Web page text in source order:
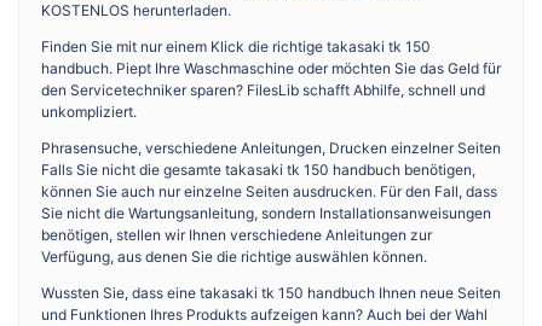
KOSTENLOS herunterladen.
Finden Sie mit nur einem Klick die richtige takasaki tk 150
handbuch. Piept Ihre Waschmaschine oder möchten Sie das Geld für
den Servicetechniker sparen? FilesLib schafft Abhilfe, schnell und
unkompliziert.
Phrasensuche, verschiedene Anleitungen, Drucken einzelner Seiten
Falls Sie nicht die gesamte takasaki tk 150 handbuch benötigen,
können Sie auch nur einzelne Seiten ausdrucken. Für den Fall, dass
Sie nicht die Wartungsanleitung, sondern Installationsanweisungen
benötigen, stellen wir Ihnen verschiedene Anleitungen zur
Verfügung, aus denen Sie die richtige auswählen können.
Wussten Sie, dass eine takasaki tk 150 handbuch Ihnen neue Seiten
und Funktionen Ihres Produkts aufzeigen kann? Auch bei der Wahl